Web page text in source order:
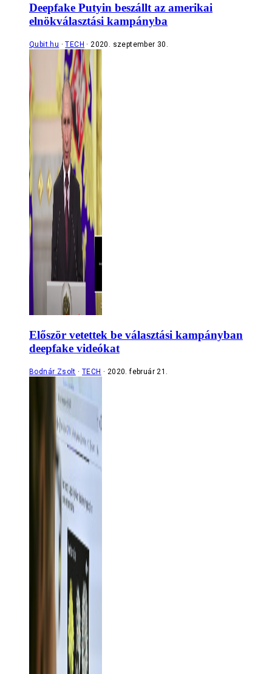
Deepfake Putyin beszállt az amerikai
elnökválasztási kampányba
Qubit.hu TECH 2020. szeptember 30.
Először vetettek be választási kampányban
deepfake videókat
Bodnár Zsolt TECH 2020. február 21.